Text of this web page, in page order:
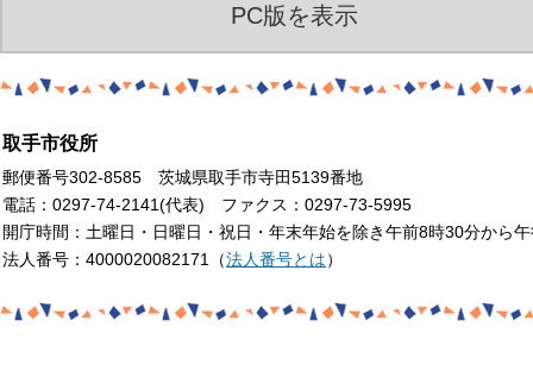
PC版を表示
取手市役所
郵便番号302-8585 茨城県取手市寺田5139番地
電話：0297-74-2141(代表) ファクス：0297-73-5995
開庁時間：土曜日・日曜日・祝日・年末年始を除き午前8時30分から
法人番号：4000020082171（法人番号とは）